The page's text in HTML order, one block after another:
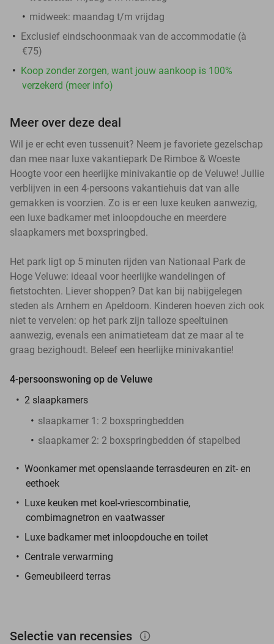
midweek: maandag t/m vrijdag
Exclusief eindschoonmaak van de accommodatie (à
€75)
Koop zonder zorgen, want jouw aankoop is 100%
verzekerd (meer info)
Meer over deze deal
Wil je er echt even tussenuit? Neem je favoriete gezelschap
dan mee naar luxe vakantiepark De Rimboe & Woeste
Hoogte voor een heerlijke minivakantie op de Veluwe! Jullie
verblijven in een 4-persoons vakantiehuis dat van alle
gemakken is voorzien. Zo is er een luxe keuken aanwezig,
een luxe badkamer met inloopdouche en meerdere
slaapkamers met boxspringbed.
Het park ligt op 5 minuten rijden van Nationaal Park de
Hoge Veluwe: ideaal voor heerlijke wandelingen of
fietstochten. Liever shoppen? Dat kan bij nabijgelegen
steden als Arnhem en Apeldoorn. Kinderen hoeven zich ook
niet te vervelen: op het park zijn talloze speeltuinen
aanwezig, evenals een animatieteam dat ze maar al te
graag bezighoudt. Beleef een heerlijke minivakantie!
4-persoonswoning op de Veluwe
2 slaapkamers
slaapkamer 1: 2 boxspringbedden
slaapkamer 2: 2 boxspringbedden óf stapelbed
Woonkamer met openslaande terrasdeuren en zit- en
eethoek
Luxe keuken met koel-vriescombinatie,
combimagnetron en vaatwasser
Luxe badkamer met inloopdouche en toilet
Centrale verwarming
Gemeubileerd terras
Selectie van recensies info_outlined